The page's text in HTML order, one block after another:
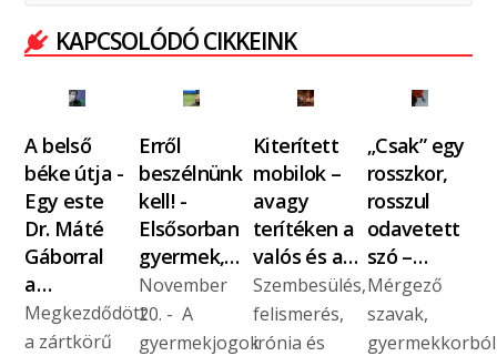
KAPCSOLÓDÓ CIKKEINK
A belső
béke útja -
Egy este
Dr. Máté
Gáborral
a…
Megkezdődött
a zártkörű
Erről
beszélnünk
kell! -
Elsősorban
gyermek,…
November
20. - A
gyermekjogok
Kiterített
mobilok –
avagy
terítéken a
valós és a…
Szembesülés,
felismerés,
irónia és
„Csak” egy
rosszkor,
rosszul
odavetett
szó –…
Mérgező
szavak,
gyermekkorból